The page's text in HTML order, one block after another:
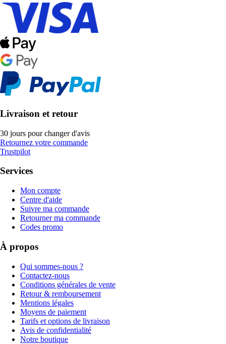
Livraison et retour
30 jours pour changer d'avis
Retournez votre commande
Trustpilot
Services
Mon compte
Centre d'aide
Suivre ma commande
Retourner ma commande
Codes promo
À propos
Qui sommes-nous ?
Contactez-nous
Conditions générales de vente
Retour & remboursement
Mentions légales
Moyens de paiement
Tarifs et options de livraison
Avis de confidentialité
Notre boutique